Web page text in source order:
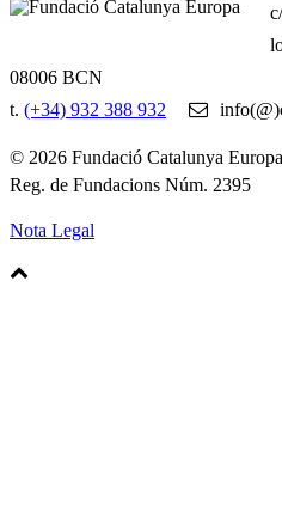
08006 BCN
t. (+34) 932 388 932
© 2026 Fundació Catalunya
Reg. de Fundacions Núm. 2395
Nota Legal